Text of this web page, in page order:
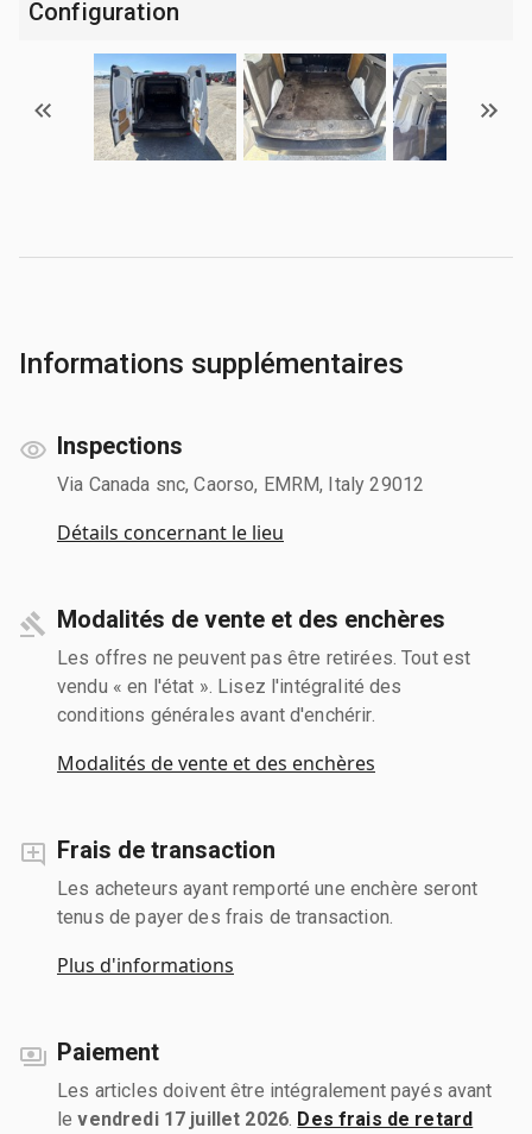
Configuration
Informations supplémentaires
Inspections
Via Canada snc, Caorso, EMRM, Italy 29012
Détails concernant le lieu
Modalités de vente et des enchères
Les offres ne peuvent pas être retirées. Tout est
vendu « en l'état ». Lisez l'intégralité des
conditions générales avant d'enchérir.
Modalités de vente et des enchères
Frais de transaction
Les acheteurs ayant remporté une enchère seront
tenus de payer des frais de transaction.
Plus d'informations
Paiement
Les articles doivent être intégralement payés avant
levendredi 17 juillet 2026 Des frais de retard